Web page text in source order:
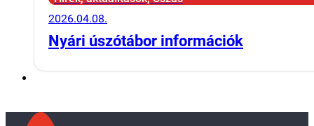
2026.04.08.
Nyári úszótábor információk